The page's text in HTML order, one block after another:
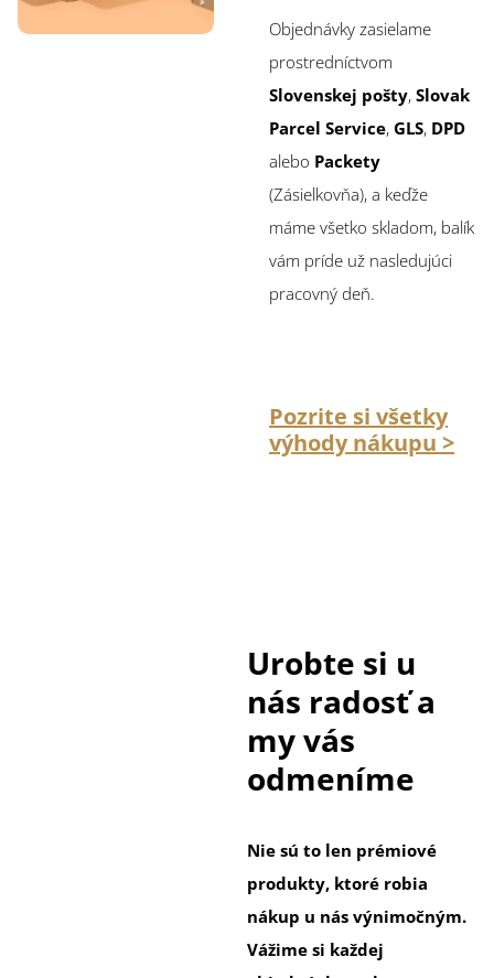
Objednávky zasielame
prostredníctvom
Slovenskej pošty, Slovak
Parcel Service, GLS, DPD
alebo Packety
(Zásielkovňa), a keďže
máme všetko skladom, balík
vám príde už nasledujúci
pracovný deň.
Pozrite si všetky
výhody nákupu >
Urobte si u
nás radosť a
my vás
odmeníme
Nie sú to len prémiové
produkty, ktoré robia
nákup u nás výnimočným.
Vážime si každej